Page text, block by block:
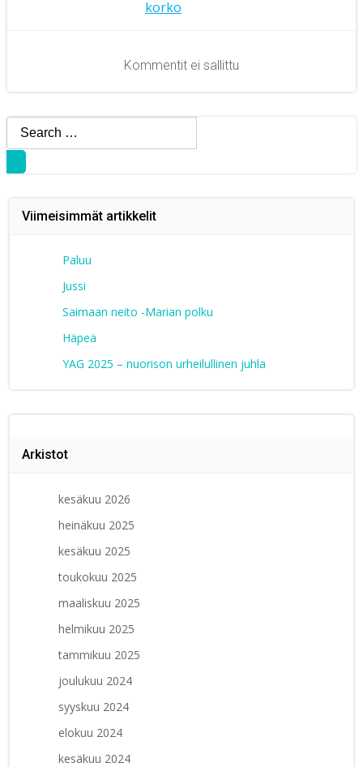
korko
Kommentit ei sallittu
Search
for:
Viimeisimmät artikkelit
Paluu
Jussi
Saimaan neito -Marian polku
Häpeä
YAG 2025 – nuorison urheilullinen juhla
Arkistot
kesäkuu 2026
heinäkuu 2025
kesäkuu 2025
toukokuu 2025
maaliskuu 2025
helmikuu 2025
tammikuu 2025
joulukuu 2024
syyskuu 2024
elokuu 2024
kesäkuu 2024